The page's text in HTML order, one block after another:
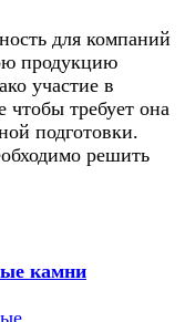
для компаний
продукцию
участие в
чтобы требует она
подготовки.
решить
камни